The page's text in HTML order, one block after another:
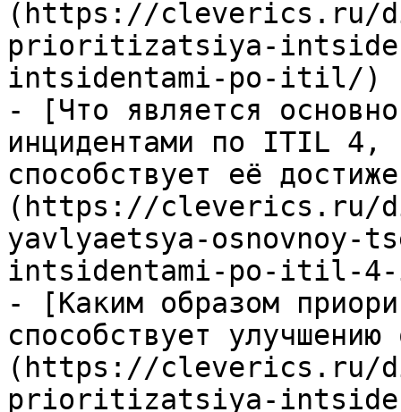
(https://cleverics.ru/
prioritizatsiya-
intsidentami-po-itil/)
- [Что является
инцидентами по ITIL 4,
способствует её
(https://cleverics.ru/
yavlyaetsya-
intsidentami-po-itil-
- [Каким образом
способствует
(https://cleverics.ru/
prioritizatsiya-